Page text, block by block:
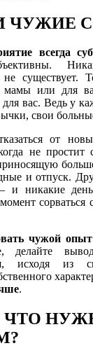
ЧУЖИЕ
всегда
не существует.
мамы или для
вас. Ведь у
свои
от
не простит
и отпуск.
никакие
сорваться
чужой опыт
делайте
исходя из
.
ЧТО